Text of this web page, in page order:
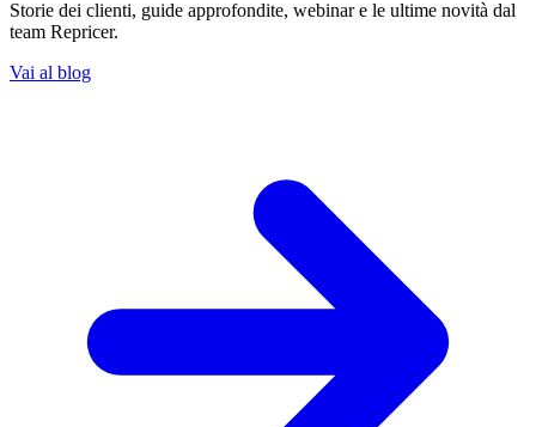
Storie dei clienti, guide approfondite, webinar e le ultime novità dal
team Repricer.
Vai al blog